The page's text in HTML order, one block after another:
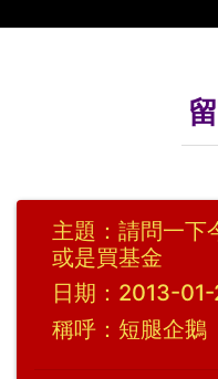
主題：請問一下
或是買基金
日期：2013-
稱呼：短腿企鵝